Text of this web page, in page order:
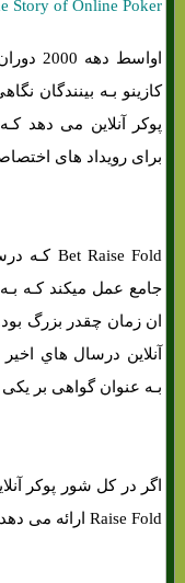
Story of Online Poker
اواسط
کازینو بـه بینندگان
پوکر آنلاین می دهد
برای رویداد های
جامع عمل میکند کـه
ان زمان چقدر بزرگ
آنلاین درسال هاي‌
بـه عنوان گواهی بر
Raise Fold ارائه می دهد را دوست خواهید داشت!